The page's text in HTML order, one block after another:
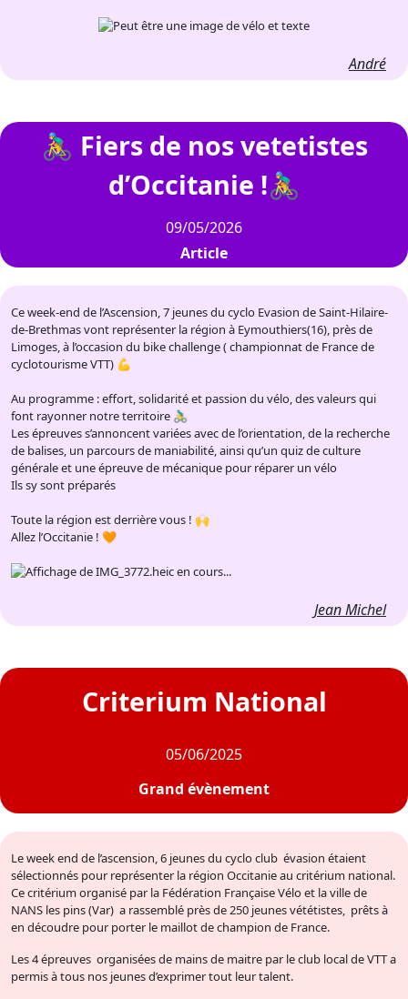
André
🚴‍♂️ Fiers de nos vetetistes
d’Occitanie !🚴‍♂️
09/05/2026
Article
Ce week-end de l’Ascension, 7 jeunes du cyclo Evasion de Saint-Hilaire-
de-Brethmas vont représenter la région à Eymouthiers(16), près de
Limoges, à l’occasion du bike challenge ( championnat de France de
cyclotourisme VTT) 💪
Au programme : effort, solidarité et passion du vélo, des valeurs qui
font rayonner notre territoire 🚴‍♂️
Les épreuves s’annoncent variées avec de l’orientation, de la recherche
de balises, un parcours de maniabilité, ainsi qu’un quiz de culture
générale et une épreuve de mécanique pour réparer un vélo
Ils sy sont préparés
Toute la région est derrière vous ! 🙌
Allez l’Occitanie ! 🧡
Jean Michel
Criterium National
05/06/2025
Grand évènement
Le week end de l’ascension, 6 jeunes du cyclo club évasion étaient
sélectionnés pour représenter la région Occitanie au critérium national.
Ce critérium organisé par la Fédération Française Vélo et la ville de
NANS les pins (Var) a rassemblé près de 250 jeunes vététistes, prêts à
en découdre pour porter le maillot de champion de France.
Les 4 épreuves organisées de mains de maitre par le club local de VTT a
permis à tous nos jeunes d’exprimer tout leur talent.